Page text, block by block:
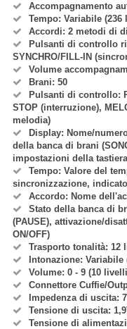
Accompagnamento
Tempo: Variabile (236
Accordi: 2 metodi di
Pulsanti di controllo
SYNCHRO/FILL-IN
Volume
Brani: 50
Pulsanti di controllo:
STOP (interruzione),
melodia)
Display: Nome/
della banca di brani
impostazioni della tastiera
Tempo: Valore del
sincronizzazione,
Accordo: Nome
Stato della banca di
(PAUSE), attivazione/
ON/OFF)
Trasporto tonalità: 12
Intonazione: Variabile
Volume: 0 - 9 (10
Connettore Cuffie/
Impedenza di uscita:
Tensione di uscita:
Tensione di